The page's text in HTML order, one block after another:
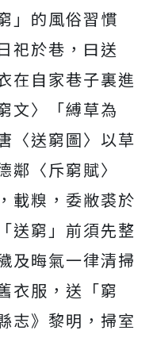
」的風俗習慣
祀於巷，曰送
在自家巷子裏進
文〉「縛草為
〈送窮圖〉以草
鄰〈斥窮賦〉
載糗，委敝裘於
送窮」前須先整
及晦氣一律清掃
衣服，送「窮
志》黎明，掃室